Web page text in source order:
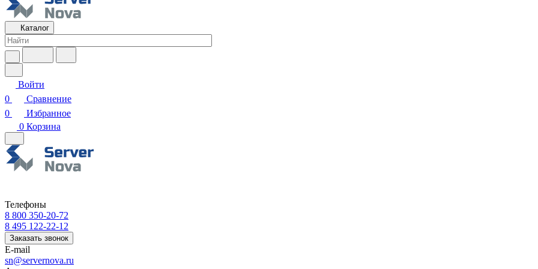
Каталог
Войти
0
Сравнение
0
Избранное
0 Корзина
Телефоны
8 800 350-20-72
8 495 122-22-12
Заказать звонок
E-mail
sn@servernova.ru